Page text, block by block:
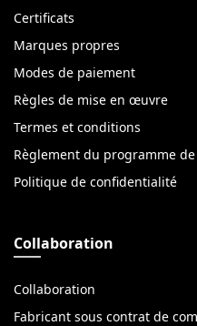
Certificats
Marques propres
Modes de paiement
Règles de mise en œuvre
Termes et conditions
Règlement du programme
Politique de confidentialité
Collaboration
Collaboration
Fabricant sous contrat de